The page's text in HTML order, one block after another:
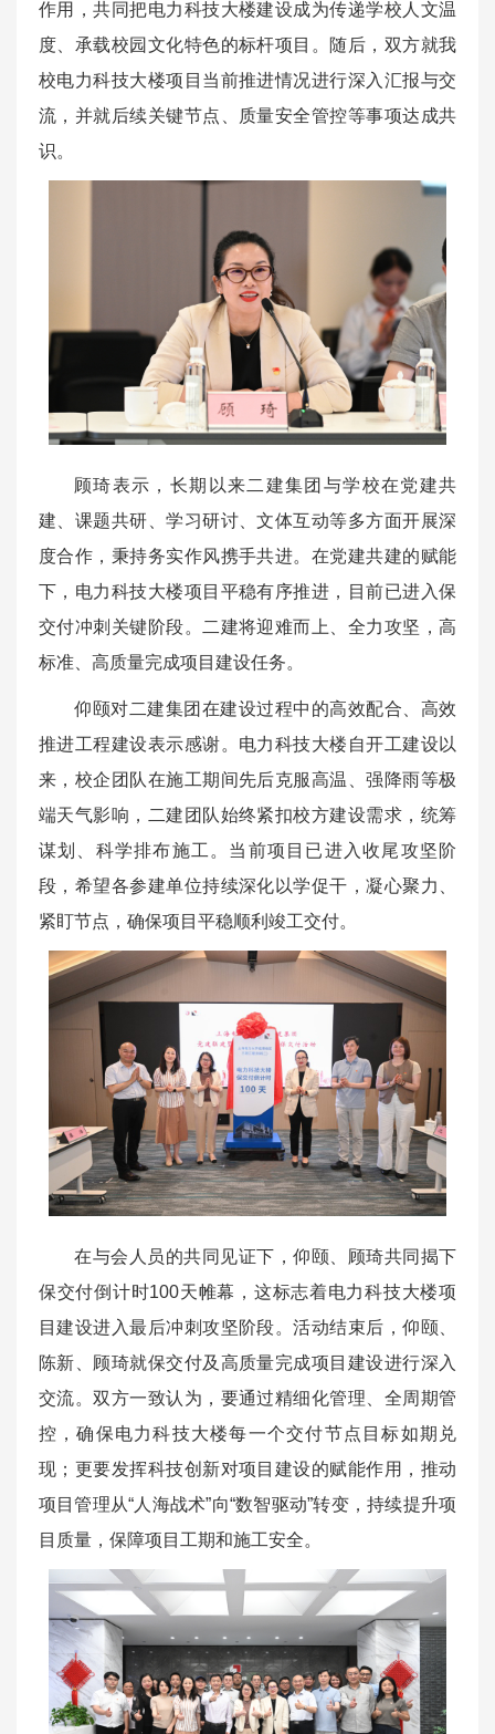
作用，共同把电力科技大楼建设成为传递学校人文温
度、承载校园文化特色的标杆项目。随后，双方就我
校电力科技大楼项目当前推进情况进行深入汇报与交
流，并就后续关键节点、质量安全管控等事项达成共
识。
顾琦表示，长期以来二建集团与学校在党建共
建、课题共研、学习研讨、文体互动等多方面开展深
度合作，秉持务实作风携手共进。在党建共建的赋能
下，电力科技大楼项目平稳有序推进，目前已进入保
交付冲刺关键阶段。二建将迎难而上、全力攻坚，高
标准、高质量完成项目建设任务。
仰颐对二建集团在建设过程中的高效配合、高效
推进工程建设表示感谢。电力科技大楼自开工建设以
来，校企团队在施工期间先后克服高温、强降雨等极
端天气影响，二建团队始终紧扣校方建设需求，统筹
谋划、科学排布施工。当前项目已进入收尾攻坚阶
段，希望各参建单位持续深化以学促干，凝心聚力、
紧盯节点，确保项目平稳顺利竣工交付。
在与会人员的共同见证下，仰颐、顾琦共同揭下
保交付倒计时100天帷幕，这标志着电力科技大楼项
目建设进入最后冲刺攻坚阶段。活动结束后，仰颐、
陈新、顾琦就保交付及高质量完成项目建设进行深入
交流。双方一致认为，要通过精细化管理、全周期管
控，确保电力科技大楼每一个交付节点目标如期兑
现；更要发挥科技创新对项目建设的赋能作用，推动
项目管理从“人海战术”向“数智驱动”转变，持续提升项
目质量，保障项目工期和施工安全。